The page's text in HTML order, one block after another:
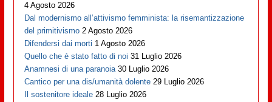
4 Agosto 2026
Dal modernismo all’attivismo femminista: la risemantizzazione
del primitivismo 2 Agosto 2026
Difendersi dai morti 1 Agosto 2026
Quello che è stato fatto di noi 31 Luglio 2026
Anamnesi di una paranoia 30 Luglio 2026
Cantico per una dis/umanità dolente 29 Luglio 2026
Il sostenitore ideale 28 Luglio 2026